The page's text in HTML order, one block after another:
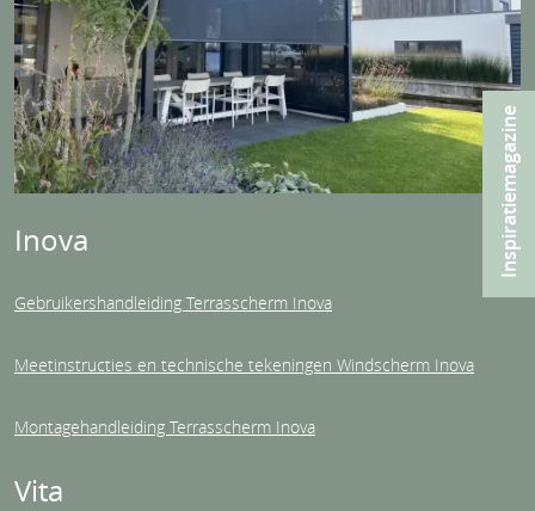
Inova
Gebruikershandleiding Terrasscherm Inova
Meetinstructies en technische tekeningen Windscherm Inova
Montagehandleiding Terrasscherm Inova
Vita
Inspiratiemagazine